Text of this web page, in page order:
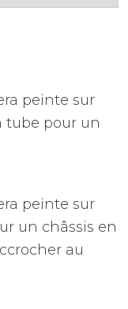
peinte sur
tube pour un
peinte sur
un châssis en
au